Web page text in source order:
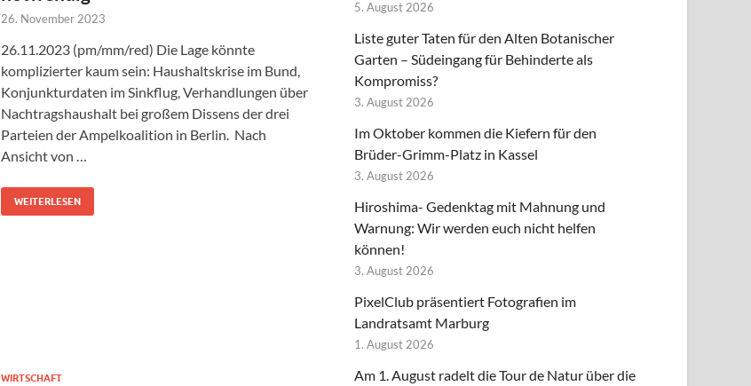
26. November 2023
26.11.2023 (pm/mm/red) Die Lage könnte
komplizierter kaum sein: Haushaltskrise im Bund,
Konjunkturdaten im Sinkflug, Verhandlungen über
Nachtragshaushalt bei großem Dissens der drei
Parteien der Ampelkoalition in Berlin. Nach
Ansicht von …
WEITERLESEN
WIRTSCHAFT
5. August 2026
Liste guter Taten für den Alten Botanischer
Garten – Südeingang für Behinderte als
Kompromiss?
3. August 2026
Im Oktober kommen die Kiefern für den
Brüder-Grimm-Platz in Kassel
3. August 2026
Hiroshima- Gedenktag mit Mahnung und
Warnung: Wir werden euch nicht helfen
können!
3. August 2026
PixelClub präsentiert Fotografien im
Landratsamt Marburg
1. August 2026
Am 1. August radelt die Tour de Natur über die